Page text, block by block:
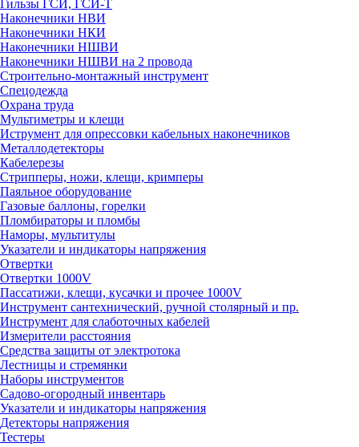
Гильзы ГСИ, ГСИ-Т
Наконечники НВИ
Наконечники НКИ
Наконечники НШВИ
Наконечники НШВИ на 2 провода
Строительно-монтажный инструмент
Спецодежда
Охрана труда
Мультиметры и клещи
Иструмент для опрессовки кабельных наконечников
Металлодетекторы
Кабелерезы
Стрипперы, ножи, клещи, кримперы
Паяльное оборудование
Газовые баллоны, горелки
Пломбираторы и пломбы
Наморы, мультитулы
Указатели и индикаторы напряжения
Отвертки
Отвертки 1000V
Пассатижи, клещи, кусачки и прочее 1000V
Инструмент сантехнический, ручной столярный и пр.
Инструмент для слаботочных кабелей
Измерители расстояния
Средства защиты от электротока
Лестницы и стремянки
Наборы инструментов
Садово-огородный инвентарь
Указатели и индикаторы напряжения
Детекторы напряжения
Тестеры